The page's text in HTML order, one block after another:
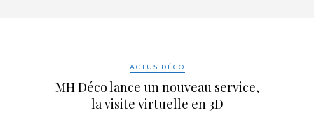
ACTUS DÉCO
MH Déco lance un nouveau service,
la visite virtuelle en 3D